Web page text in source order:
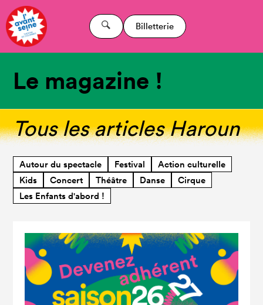
Billetterie
Le magazine !
Tous les articles Haroun
Autour du spectacle Festival
Action culturelle
Kids
Concert Théâtre Danse
Cirque
Les Enfants d'abord !